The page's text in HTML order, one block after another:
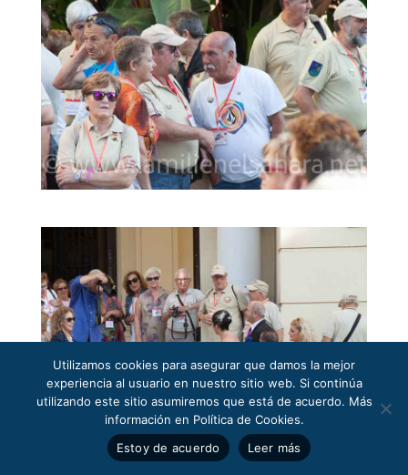
Utilizamos cookies para asegurar que damos la mejor
experiencia al usuario en nuestro sitio web. Si continúa
utilizando este sitio asumiremos que está de acuerdo. Más
información en Política de Cookies.
Estoy de acuerdo
Leer más